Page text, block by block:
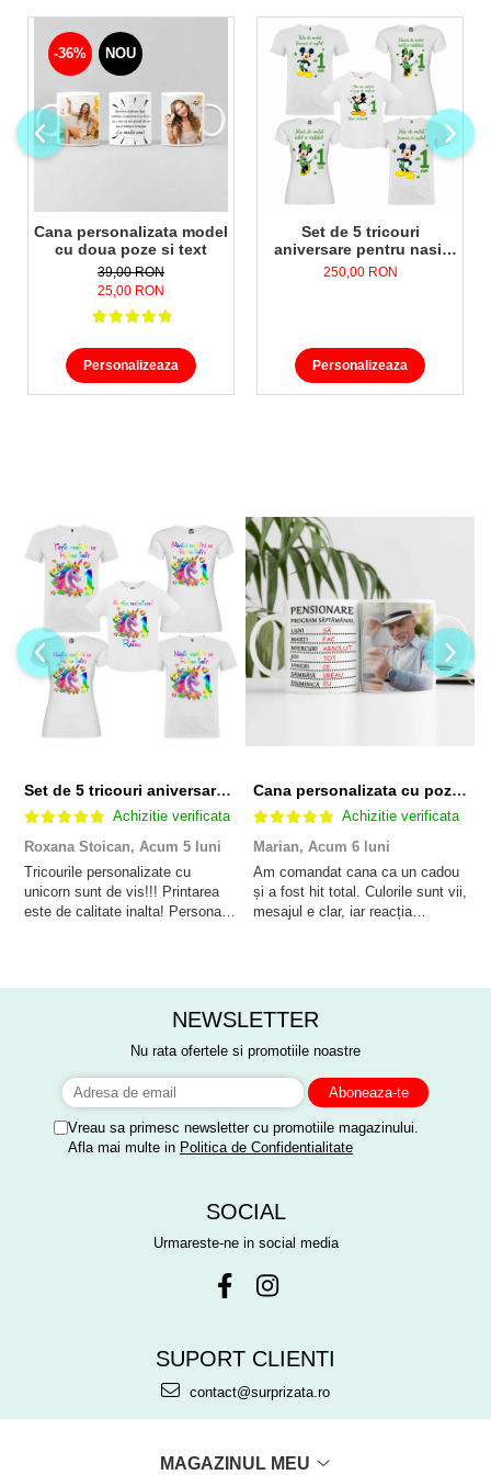
-36% NOU
Cana personalizata model
cu doua poze si text
39,00 RON
25,00 RON
Personalizeaza
Set de 5 tricouri
aniversare pentru nasi,
parinti si copil,
personalizate cu Mickey
250,00 RON
Personalizeaza
Set de 5 tricouri aniversare pentru nasi, parinti si copil, personalizate cu nume, varsta si mesaj "Motivul fericirii lor" model Unicorn
Achizitie verificata
Roxana Stoican, Acum 5 luni
Tricourile personalizate cu
unicorn sunt de vis!!! Printarea
este de calitate inalta! Personalul
anisor!
Cana personalizata cu poza si model Pensionare
Achizitie verificata
Marian, Acum 6 luni
Am comandat cana ca un cadou
și a fost hit total. Culorile sunt vii,
mesajul e clar, iar reacția
NEWSLETTER
Nu rata ofertele si promotiile noastre
Vreau sa primesc newsletter cu promotiile magazinului.
Afla mai multe in Politica de Confidentialitate
SOCIAL
Urmareste-ne in social media
SUPORT CLIENTI
contact@surprizata.ro
MAGAZINUL MEU